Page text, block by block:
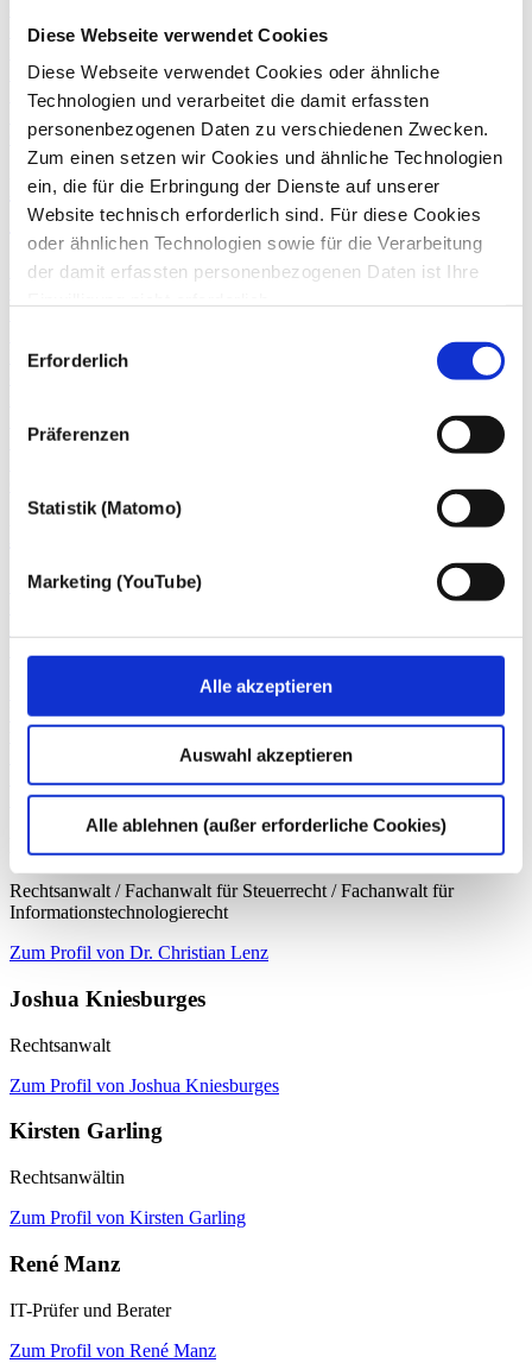
Diese Webseite verwendet Cookies
Diese Webseite verwendet Cookies oder ähnliche
Technologien und verarbeitet die damit erfassten
personenbezogenen Daten zu verschiedenen Zwecken.
Zum einen setzen wir Cookies und ähnliche Technologien
ein, die für die Erbringung der Dienste auf unserer
Website technisch erforderlich sind. Für diese Cookies
oder ähnlichen Technologien sowie für die Verarbeitung
der damit erfassten personenbezogenen Daten ist Ihre
mit Ihrer ausdrücklichen Einwilligung einsetzen und die
Erforderlich
Präferenzen
Statistik (Matomo)
Marketing (YouTube)
Alle akzeptieren
Auswahl akzeptieren
Alle ablehnen (außer erforderliche Cookies)
ohne angemessenes Schutzniveau.
EU-DSGVO
IT-Recht
IT-Sicherheit
07. April2022
Datenschutz und IT-Recht: Was tut sich
aktuell im Web?
Fast jedes Unternehmen hat eine Website. Unabhängig davon, ob
Funktionen wie einen Online-Shop bietet, müssen sich die
halten. Unsere Expert:innen für Datenschutz und IT-Recht geben
einen kurzen Überblick über aktuelle Themen und Fragestellungen
EU-DSGVO
Klagebefugnis bei Datenschutzverstößen
Die prophezeite Abmahnwelle wegen Datenschutzverstößen, die ab
dem 25.5.2018 über Unternehmen hereinbrechen sollte, ist bis heute
Wettbewerbern abgemahnt werden können. Fraglich ist auch, ob
Verbraucherschützer berechtigt sind, gegen Datenschutzverstöße
vorzugehen.
Datenschutz
Zurück
Dr. Christian Lenz
Rechtsanwalt / Fachanwalt für Steuerrecht / Fachanwalt für
Informationstechnologierecht
Zum Profil von Dr. Christian Lenz
Joshua Kniesburges
Rechtsanwalt
Zum Profil von Joshua Kniesburges
Kirsten Garling
Rechtsanwältin
Zum Profil von Kirsten Garling
René Manz
IT-Prüfer und Berater
Zum Profil von René Manz